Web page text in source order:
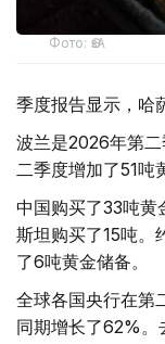
Фото: ӨзА
季度报告显示，哈
波兰是2026年第
二季度增加了51吨
中国购买了33吨黄
斯坦购买了15吨。
了6吨黄金储备。
全球各国央行在第
同期增长了62%。